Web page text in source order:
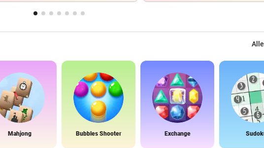
Mahjong Bubbles Shooter Exchange